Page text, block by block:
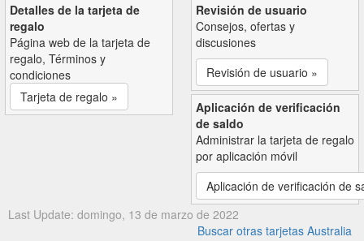
Detalles de la tarjeta de
regalo
Página web de la tarjeta de
regalo, Términos y
condiciones
Tarjeta de regalo »
Revisión de usuario
Consejos, ofertas y
discusiones
Revisión de usuario »
Aplicación de verificación
de saldo
Administrar la tarjeta de regalo
por aplicación móvil
Aplicación de verificación de
Last Update: domingo, 13 de marzo de 2022
Buscar otras tarjetas Australia